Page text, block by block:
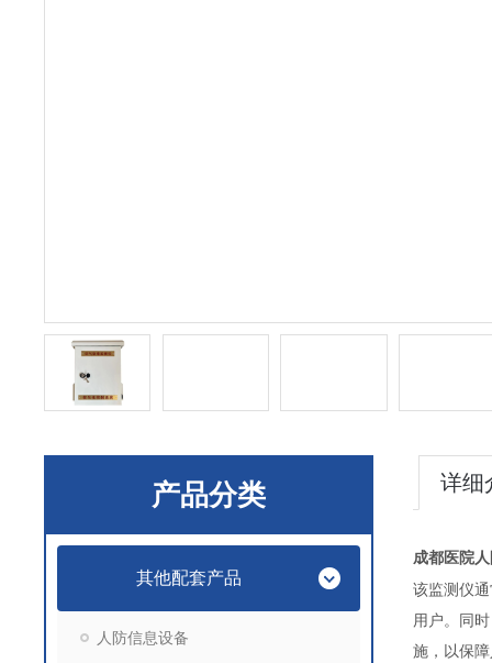
产品分类
其他配套产品
人防信息设备
详细
成都医院
该监测仪
用户。同
施，以保